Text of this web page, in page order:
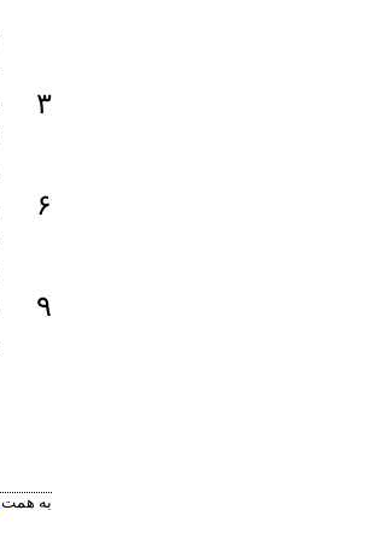
۳
۶
۹
به همت